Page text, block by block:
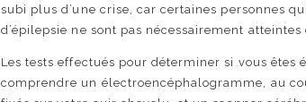
subi plus d’une crise, car certaines personnes
d’épilepsie ne sont pas nécessairement
Les tests effectués pour déterminer si vous êtes
comprendre un électroencéphalogramme, au